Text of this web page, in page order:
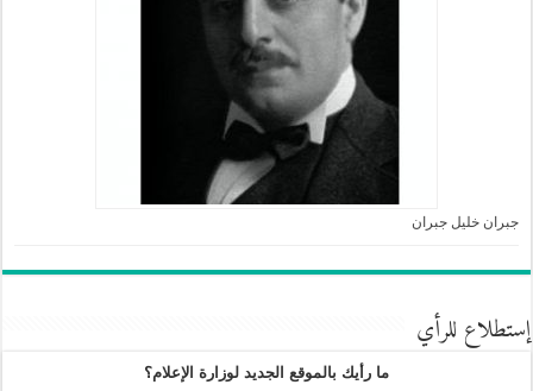
جبران خليل جبران
إستطلاع للرأي
ما رأيك بالموقع الجديد لوزارة الإعلام؟